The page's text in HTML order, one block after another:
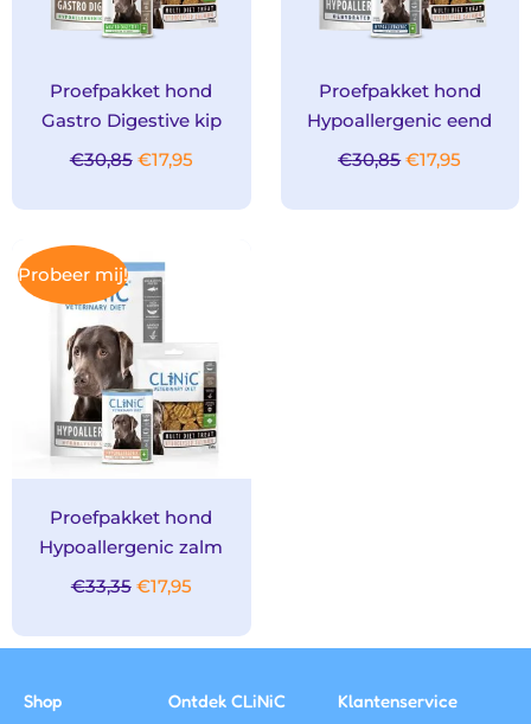
Proefpakket hond
Gastro Digestive kip
€30,85 €17,95
Proefpakket hond
Hypoallergenic eend
€30,85 €17,95
Probeer mij!
Proefpakket hond
Hypoallergenic zalm
€33,35
prijs
was:
€33,35.
€17,95
Shop Ontdek CLiNiC Klantenservice